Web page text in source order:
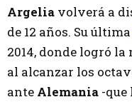
Argelia volverá a
de 12 años. Su última
2014, donde logró
al alcanzar los
ante Alemania -que